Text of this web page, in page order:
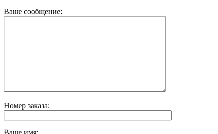
Ваше сообщение:
Номер заказа: